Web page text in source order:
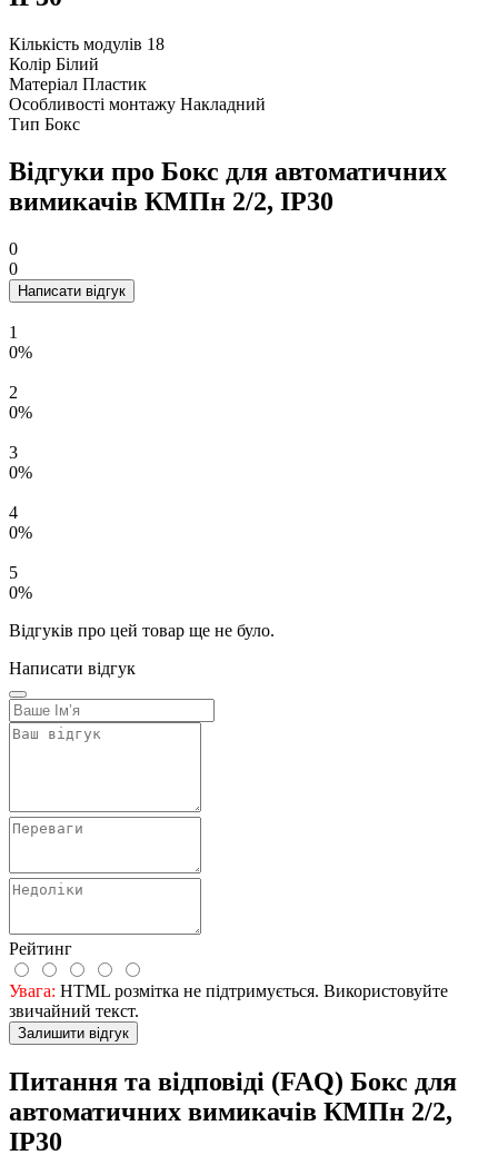
Кількість модулів 18
Колір Білий
Матеріал Пластик
Особливості монтажу Накладний
Тип Бокс
Відгуки про Бокс для автоматичних
вимикачів КМПн 2/2, IP30
0
0
Написати відгук
1
0%
2
0%
3
0%
4
0%
5
0%
Відгуків про цей товар ще не було.
Написати відгук
Рейтинг
Увага: HTML розмітка не підтримується. Використовуйте
звичайний текст.
Залишити відгук
Питання та відповіді (FAQ) Бокс для
автоматичних вимикачів КМПн 2/2,
IP30